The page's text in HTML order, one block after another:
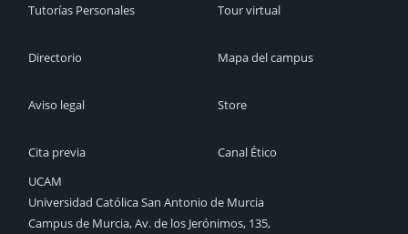
Tutorías Personales
Directorio
Aviso legal
Cita previa
Tour virtual
Mapa del campus
Store
Canal Ético
UCAM
Universidad Católica San Antonio de Murcia
Campus de Murcia, Av. de los Jerónimos, 135,